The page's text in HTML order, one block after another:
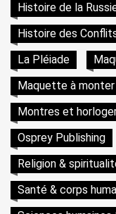
Histoire de la
Histoire des
La Pléiade
Maquette à monter
Montres et
Osprey Publishing
Religion &
Santé & corps